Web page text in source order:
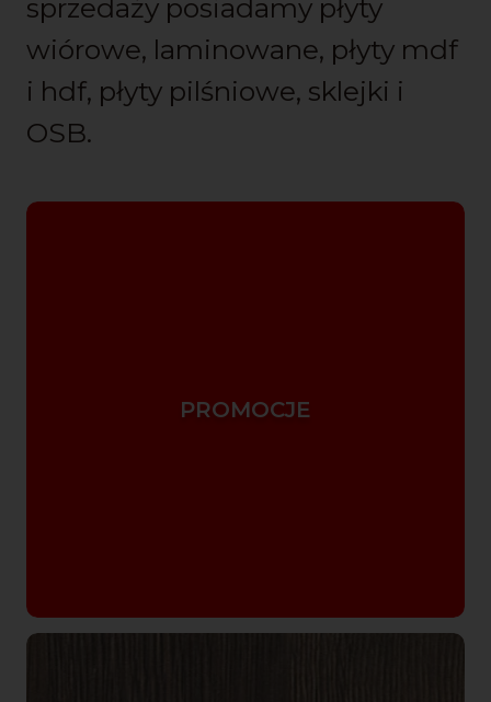
sprzedaży posiadamy płyty
wiórowe, laminowane, płyty mdf
i hdf, płyty pilśniowe, sklejki i
OSB.
PROMOCJE